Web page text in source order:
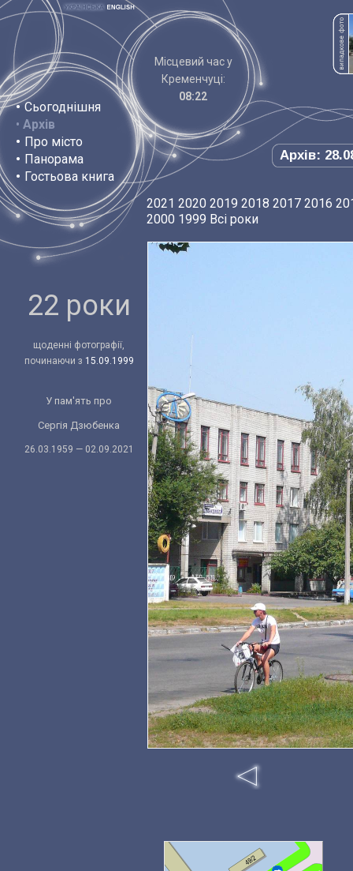
• Сьогоднішня
• Архів
• Про місто
• Панорама
• Гостьова книга
Місцевий час у
Кременчуці:
08:22
Архів:
22 роки
щоденні фотографії,
починаючи з 15.09.1999
У пам'ять про
Сергія Дзюбенка
26.03.1959 — 02.09.2021
2021 2020 2019 2018 2017 2016
2000 1999 Всі роки